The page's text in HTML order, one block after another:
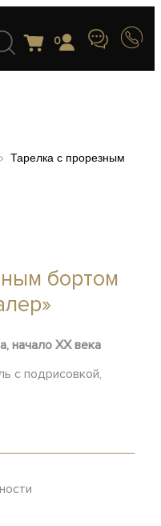
0
Тарелка с прорезным
бортом
начало XX века
с подрисовкой,